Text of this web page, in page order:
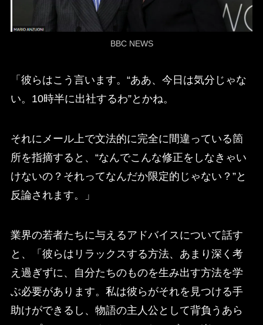
BBC NEWS
「彼らはこう言います。“ああ、今日は気分じゃな
い。10時半に出社するわ”とかね。
それにメール上で文法的に完全に間違っている箇
所を指摘すると、“なんでこんな修正をしなきゃい
けないの？それってなんだか限定的じゃない？”と
反論されます。」
業界の若者たちに与えるアドバイスについて話す
と、「彼らはリラックスする方法、あまり深く考
え過ぎずに、自分たちのものを生み出す方法を学
ぶ必要があります。私は彼らがそれを見つける手
助けができるし、物語の主人公として背負うあら